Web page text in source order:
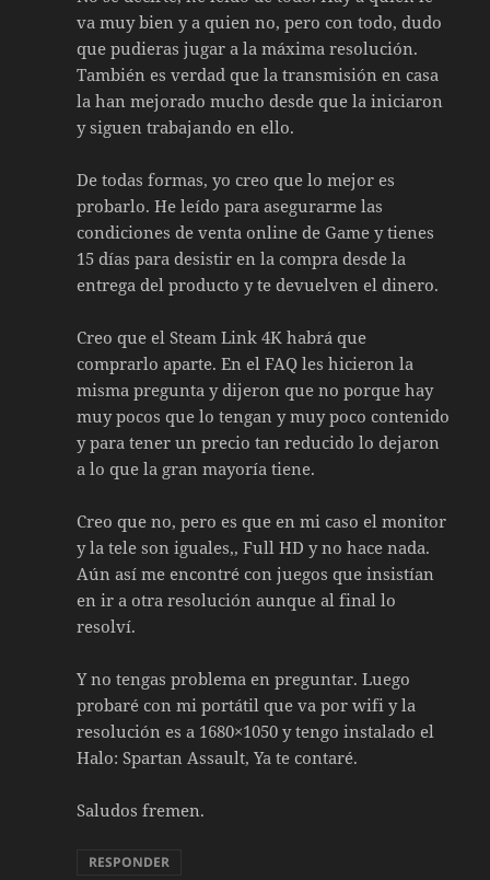
va muy bien y a quien no, pero con todo, dudo
que pudieras jugar a la máxima resolución.
También es verdad que la transmisión en casa
la han mejorado mucho desde que la iniciaron
y siguen trabajando en ello.
De todas formas, yo creo que lo mejor es
probarlo. He leído para asegurarme las
condiciones de venta online de Game y tienes
15 días para desistir en la compra desde la
entrega del producto y te devuelven el dinero.
Creo que el Steam Link 4K habrá que
comprarlo aparte. En el FAQ les hicieron la
misma pregunta y dijeron que no porque hay
muy pocos que lo tengan y muy poco contenido
y para tener un precio tan reducido lo dejaron
a lo que la gran mayoría tiene.
Creo que no, pero es que en mi caso el monitor
y la tele son iguales,, Full HD y no hace nada.
Aún así me encontré con juegos que insistían
en ir a otra resolución aunque al final lo
resolví.
Y no tengas problema en preguntar. Luego
probaré con mi portátil que va por wifi y la
resolución es a 1680×1050 y tengo instalado el
Halo: Spartan Assault, Ya te contaré.
Saludos fremen.
RESPONDER